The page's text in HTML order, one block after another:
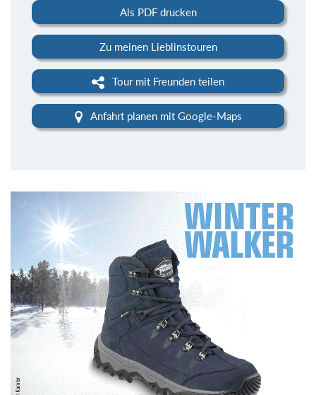
Als PDF drucken
Zu meinen Lieblinstouren
Tour mit Freunden teilen
Anfahrt planen mit Google-Maps